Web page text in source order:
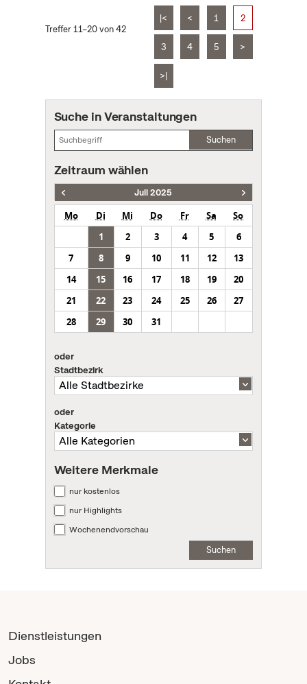
Treffer 11–20 von 42
|< < 1 2
3 4 5 >
>|
Suche in Veranstaltungen
Suchen
Zeitraum wählen
Juli 2025
Mo Di Mi Do Fr Sa
So
1
2 3 4 5
6
7
8 9 10 11 12
13
14
15 16 17 18 19
20
21
22 23 24 25 26
27
28
29 30 31
oder
Stadtbezirk
oder
Kategorie
Weitere Merkmale
nur kostenlos
nur Highlights
Wochenendvorschau
Suchen
Dienstleistungen
Jobs